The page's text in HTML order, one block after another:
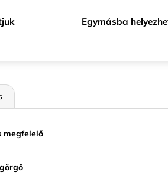
Egymásba
megfelelő